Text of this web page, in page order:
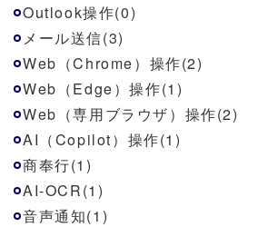
Outlook操作(0)
メール送信(3)
Web（Chrome）操作(2)
Web（Edge）操作(1)
Web（専用ブラウザ）操作(2)
AI（Copilot）操作(1)
商奉行(1)
AI-OCR(1)
音声通知(1)